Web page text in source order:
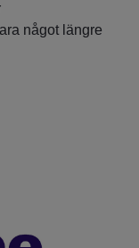
något längre